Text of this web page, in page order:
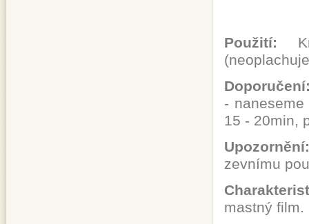
Použití:
-
15 - 20min,
Upozornění:
zevnímu
mastný film.